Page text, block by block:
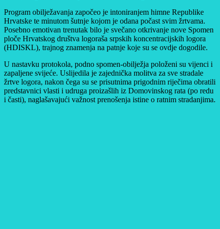
Program obilježavanja započeo je intoniranjem himne Republike
Hrvatske te minutom šutnje kojom je odana počast svim žrtvama.
Posebno emotivan trenutak bilo je svečano otkrivanje nove Spomen
ploče Hrvatskog društva logoraša srpskih koncentracijskih logora
(HDISKL), trajnog znamenja na patnje koje su se ovdje dogodile.
U nastavku protokola, podno spomen-obilježja položeni su vijenci i
zapaljene svijeće. Uslijedila je zajednička molitva za sve stradale
žrtve logora, nakon čega su se prisutnima prigodnim riječima obratili
predstavnici vlasti i udruga proizašlih iz Domovinskog rata (po redu
i časti), naglašavajući važnost prenošenja istine o ratnim stradanjima.